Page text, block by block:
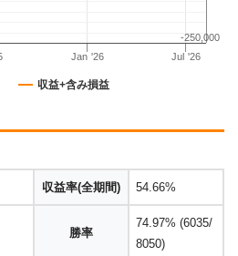
収益率(全期間) 54.66%
勝率
74.97% (6035/
8050)